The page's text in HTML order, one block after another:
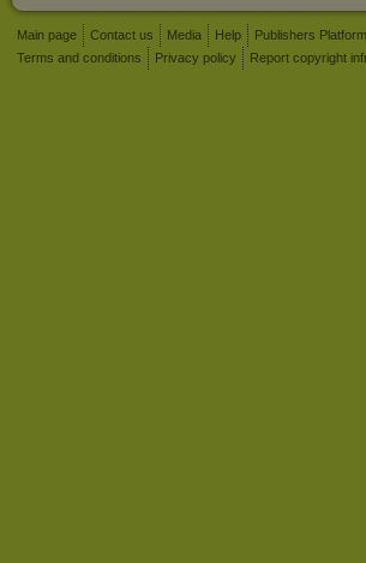
Main page Contact us Media Help
Publishers Platform
Terms and conditions
Privacy policy Report copyright